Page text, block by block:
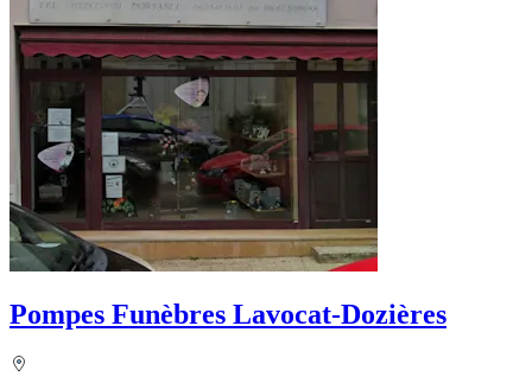
Pompes Funèbres Lavocat-Dozières